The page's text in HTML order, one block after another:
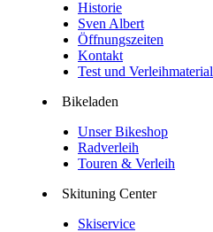
Historie
Sven Albert
Öffnungszeiten
Kontakt
Test und Verleihmaterial
Bikeladen
Unser Bikeshop
Radverleih
Touren & Verleih
Skituning Center
Skiservice